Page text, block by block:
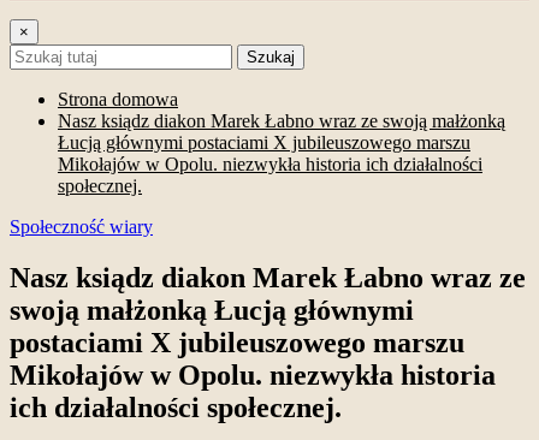
×
Szukaj
Strona domowa
Nasz ksiądz diakon Marek Łabno wraz ze swoją małżonką
Łucją głównymi postaciami X jubileuszowego marszu
Mikołajów w Opolu. niezwykła historia ich działalności
społecznej.
Społeczność wiary
Nasz ksiądz diakon Marek Łabno wraz ze
swoją małżonką Łucją głównymi
postaciami X jubileuszowego marszu
Mikołajów w Opolu. niezwykła historia
ich działalności społecznej.